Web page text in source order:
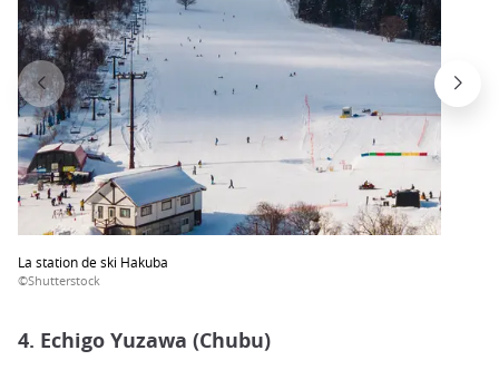
La station de ski Hakuba
©Shutterstock
4. Echigo Yuzawa (Chubu)